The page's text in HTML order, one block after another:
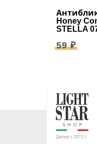
Honey
STELLA
59 ₽